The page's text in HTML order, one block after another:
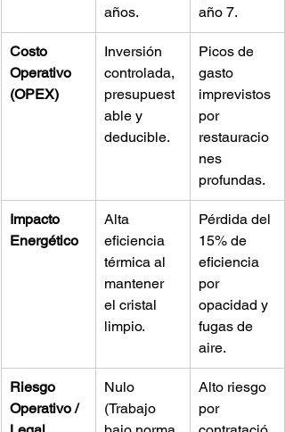
años.
año 7.
Costo
Operativo
(OPEX)
Inversión
controlada,
presupuest
able y
deducible.
Picos de
gasto
imprevistos
por
restauracio
nes
profundas.
Impacto
Energético
Alta
eficiencia
térmica al
mantener
el cristal
limpio.
Pérdida del
15% de
eficiencia
por
opacidad y
fugas de
aire.
Riesgo
Operativo /
Nulo
(Trabajo
Alto riesgo
por